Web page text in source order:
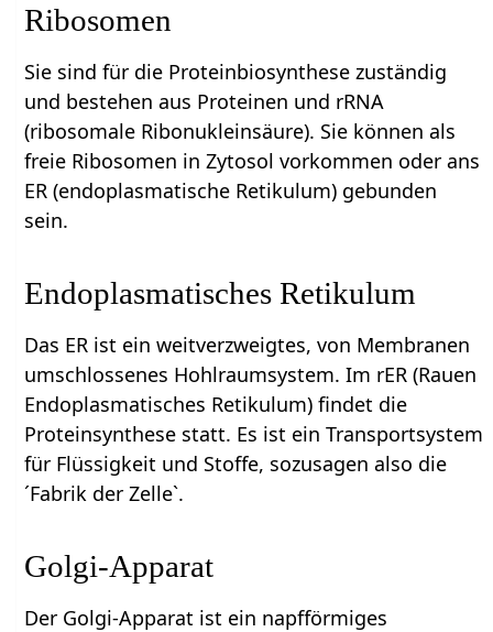
Ribosomen
Sie sind für die Proteinbiosynthese zuständig
und bestehen aus Proteinen und rRNA
(ribosomale Ribonukleinsäure). Sie können als
freie Ribosomen in Zytosol vorkommen oder ans
ER (endoplasmatische Retikulum) gebunden
sein.
Endoplasmatisches Retikulum
Das ER ist ein weitverzweigtes, von Membranen
umschlossenes Hohlraumsystem. Im rER (Rauen
Endoplasmatisches Retikulum) findet die
Proteinsynthese statt. Es ist ein Transportsystem
für Flüssigkeit und Stoffe, sozusagen also die
´Fabrik der Zelle`.
Golgi-Apparat
Der Golgi-Apparat ist ein napfförmiges